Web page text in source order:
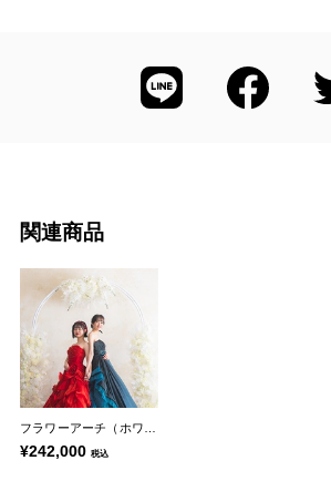
関連商品
¥242,000 税込